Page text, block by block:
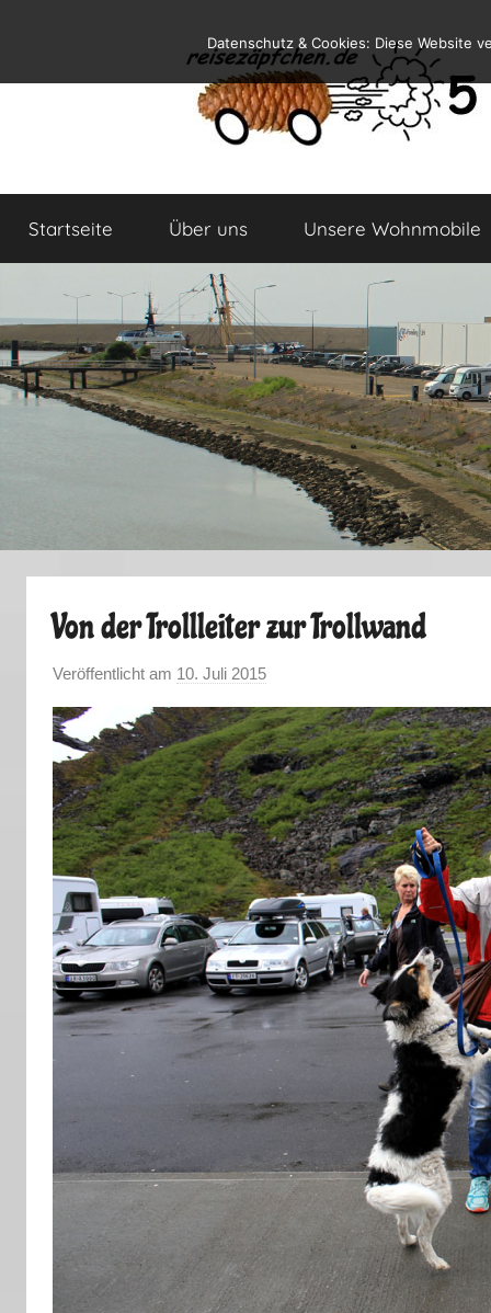
springen
Reiseblog
und
Leben
Wohnmobil
Startseite Über uns Unsere Wohnmobile
Von der Trollleiter zur Trollwand
Veröffentlicht am 10. Juli 2015
n
M
a
r
k
u
s
Datenschutz & Cookies: Diese Website